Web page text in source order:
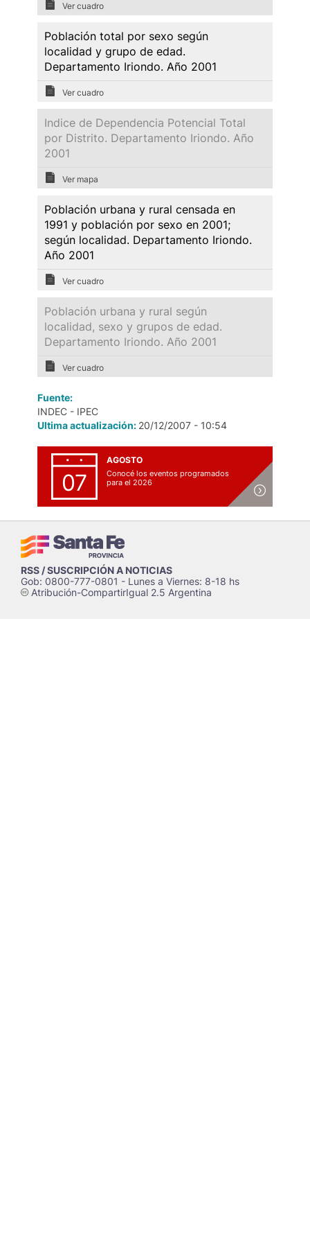
Ver cuadro
Población total por sexo según
localidad y grupo de edad.
Departamento Iriondo. Año 2001
Ver cuadro
Indice de Dependencia Potencial Total
por Distrito. Departamento Iriondo. Año
2001
Ver mapa
Población urbana y rural censada en
1991 y población por sexo en 2001;
según localidad. Departamento Iriondo.
Año 2001
Ver cuadro
Población urbana y rural según
localidad, sexo y grupos de edad.
Departamento Iriondo. Año 2001
Ver cuadro
Fuente:
INDEC - IPEC
Ultima actualización: 20/12/2007 - 10:54
07
AGOSTO
Conocé los eventos programados
para el 2026
RSS / SUSCRIPCIÓN A NOTICIAS
Gob: 0800-777-0801 - Lunes a Viernes: 8-18 hs
cAtribución-CompartirIgual 2.5 Argentina